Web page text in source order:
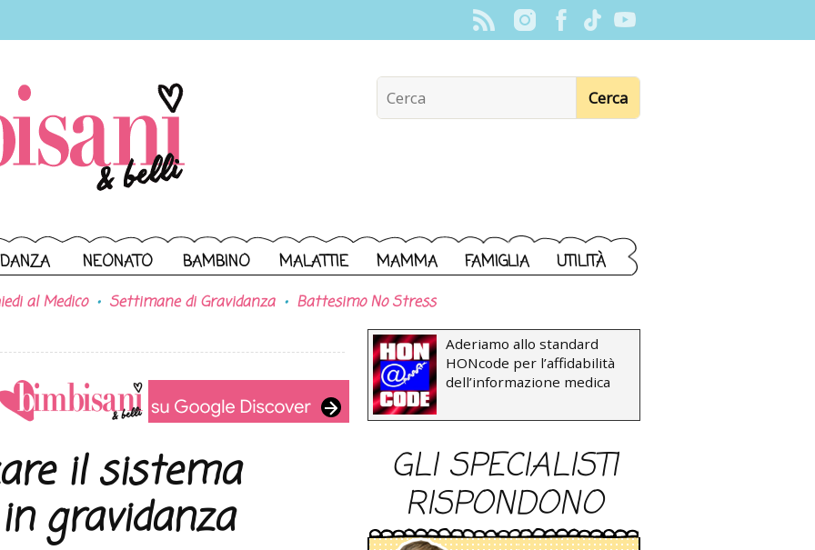
NEONATO BAMBINO MALATTIE MAMMA FAMIGLIA UTILITÀ
al Medico Settimane di Gravidanza Battesimo No Stress
il sistema
gravidanza
Aderiamo allo standard
HONcode per l’affidabilità
dell’informazione medica
GLI SPECIALISTI
RISPONDONO